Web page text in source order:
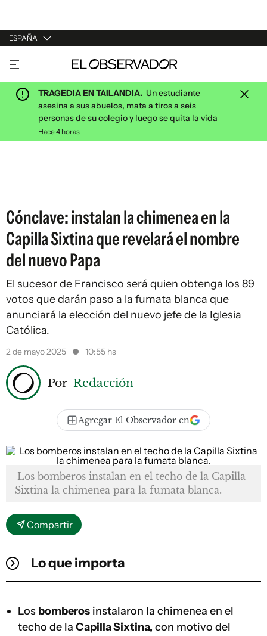
ESPAÑA
URUGUAY
ARGENTINA
ESPAÑA
ESTADOS UNIDOS
TRAGEDIA EN TAILANDIA. Un estudiante
asesina a sus abuelos, mata a tiros a seis
personas de su colegio y luego se quita la vida
Hace 4 horas
Cónclave: instalan la chimenea en la
Capilla Sixtina que revelará el nombre
del nuevo Papa
El sucesor de Francisco será quien obtenga los 89
votos que darán paso a la fumata blanca que
anunciará la elección del nuevo jefe de la Iglesia
Católica.
2 de mayo 2025 10:55 hs
Por Redacción
Agregar El Observador en
Los bomberos instalan en el techo de la Capilla
Sixtina la chimenea para la fumata blanca.
Compartir
Lo que importa
Los bomberos instalaron la chimenea en el
techo de la Capilla Sixtina, con motivo del